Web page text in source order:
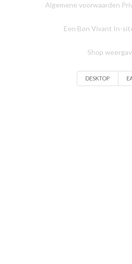
Algemene voorwaarden
Een Bon Vivant In-
Shop
DESKTOP